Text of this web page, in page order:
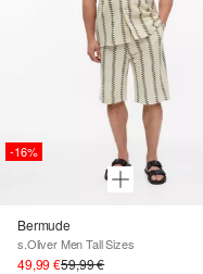
-16%
Bermude
s.Oliver Men Tall Sizes
49,99 €59,99 €